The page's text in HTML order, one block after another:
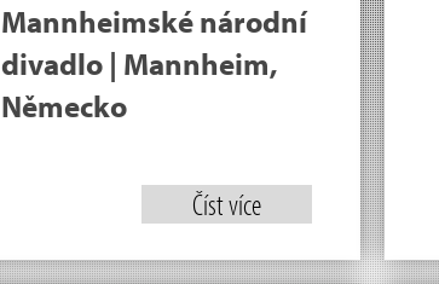
Mannheimské národní
divadlo | Mannheim,
Německo
Číst více